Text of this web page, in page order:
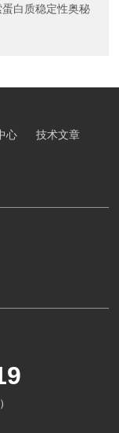
白质稳定性奥秘
心 技术文章